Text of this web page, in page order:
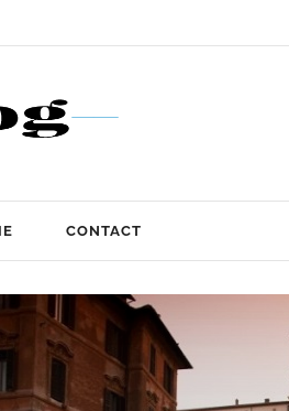
CONTACT